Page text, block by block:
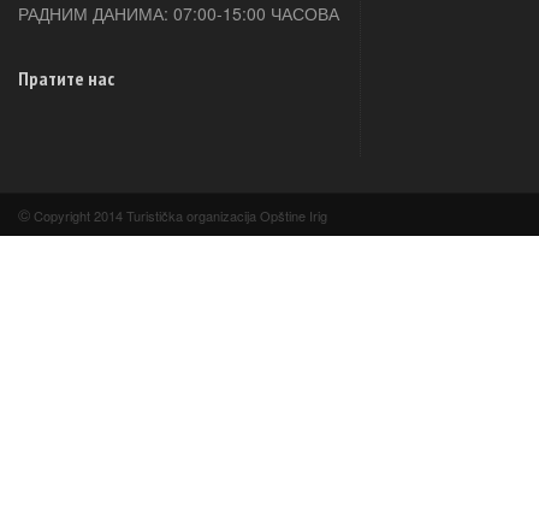
РАДНИМ ДАНИМА: 07:00-15:00 ЧАСОВА
Пратите нас
© Copyright 2014 Turistička organizacija Opštine Irig